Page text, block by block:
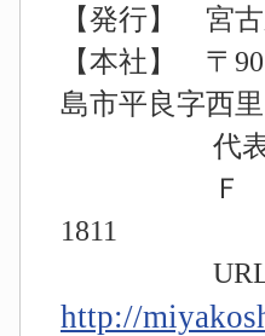
【発行】 宮
【本社】 〒
島市平良字西
代表電話
Ｆ Ａ
1811
URL
http://